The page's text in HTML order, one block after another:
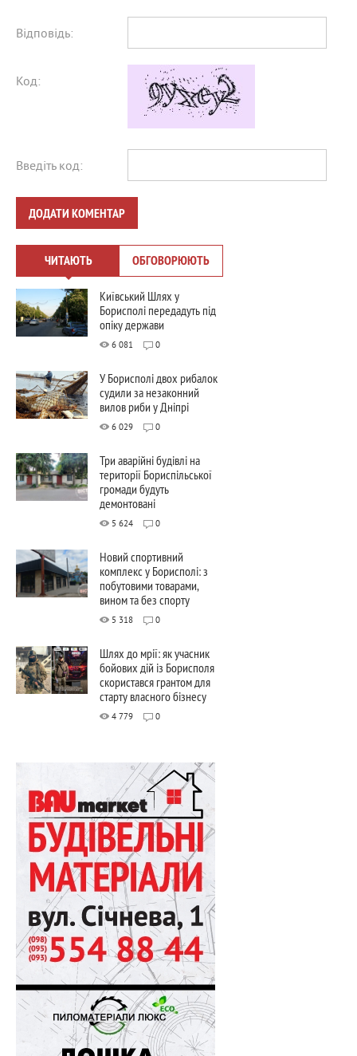
Відповідь:
Код:
Введіть код:
ДОДАТИ КОМЕНТАР
ЧИТАЮТЬ ОБГОВОРЮЮТЬ
Київський Шлях у
Борисполі передадуть під
опіку держави
6 081 0
У Борисполі двох рибалок
судили за незаконний
вилов риби у Дніпрі
6 029 0
Три аварійні будівлі на
території Бориспільської
громади будуть
демонтовані
5 624 0
Новий спортивний
комплекс у Борисполі: з
побутовими товарами,
вином та без спорту
5 318 0
Шлях до мрії: як учасник
бойових дій із Борисполя
скористався грантом для
старту власного бізнесу
4 779 0